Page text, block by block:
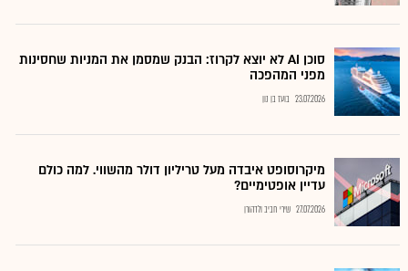
סוכן AI לא יוצא לקרוז: הבנק שמסמן את המניות שחסינות
מפני המהפכה
23.07.2026 בועז בן נון
מיקרוסופט איבדה מעל טריליון דולר מהשווי. למה כולם
עדיין אופטימיים?
27.07.2026 שירי חביב ולדהורן